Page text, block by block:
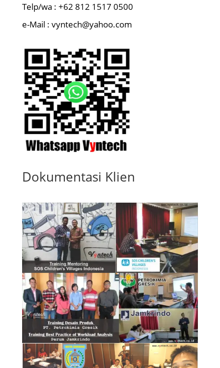
Telp/wa : +62 812 1517 0500
e-Mail : vyntech@yahoo.com
Dokumentasi Klien